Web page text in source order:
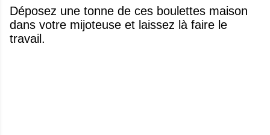
Déposez une tonne de ces boulettes maison
dans votre mijoteuse et laissez là faire le
travail.